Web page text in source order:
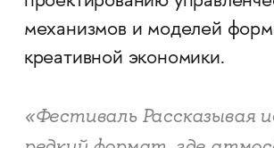
механизмов и моделей
креативной экономики.
«Фестиваль Рассказывая